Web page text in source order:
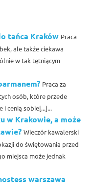
tańca Kraków Praca
ale także ciekawa
w tak tętniącym
Praca za
osób, które przede
i cenią sobie[...]...
w Krakowie, a może
Wieczór kawalerski
do świętowania przed
miejsca może jednak
warszawa